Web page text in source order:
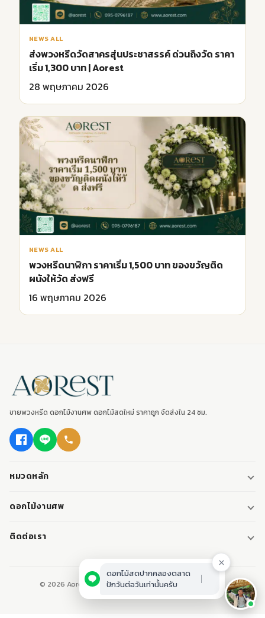
28 พฤษภาคม 2026
NEWS ALL
พวงหรีดนาฬิกา ราคาเริ่ม 1,500 บาท ของขวัญติด
ผนังให้วัด ส่งฟรี
16 พฤษภาคม 2026
พวงหรีดพัดลม
หรีดหนังสือ
ดอกไม้งานศพ
ดอกไม้หน้าศพ
ดอกไม้หน้าเมรุ
ติดต่อเรา
095-0796187
เปิดทุกวัน 08:00-23:00
© 2026 Aorest. ขายพวงหรีด ดอกไม้งานศพ ปากคลองตลาด.
ดอกไม้สดปากคลองตลาด
ปักวันต่อวันเท่านั้นครับ